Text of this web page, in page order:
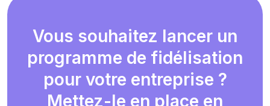
Vous souhaitez lancer un
programme de fidélisation
pour votre entreprise ?
Mettez-le en place en